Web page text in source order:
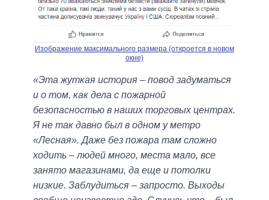
Изображение максимального размера (откроется в новом
окне)
«Эта жуткая история – повод задуматься
и о том, как дела с пожарной
безопасностью в наших торговых центрах.
Я не так давно был в одном у метро
«Лесная». Даже без пожара там сложно
ходить – людей много, места мало, все
занято магазинами, да еще и потолки
низкие. Заблудиться – запросто. Выходы